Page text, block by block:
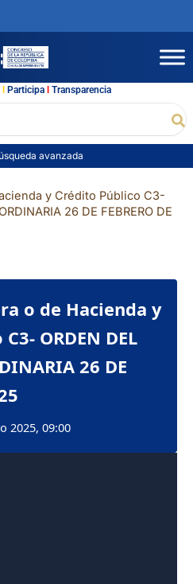
l Participal Transparencia
avanzada
y Crédito Público C3-
26 DE FEBRERO DE
o de Hacienda y
ORDEN DEL
26 DE
2025, 09:00